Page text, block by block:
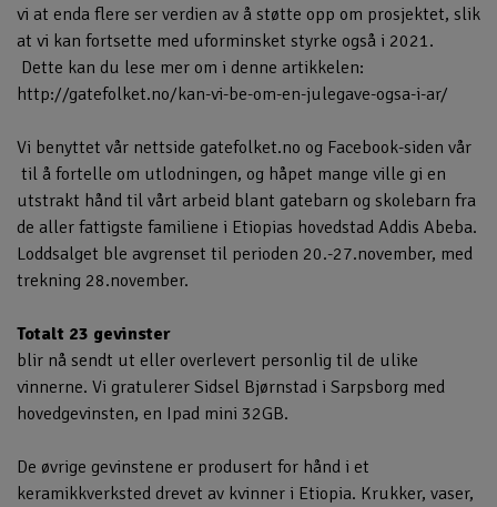
vi at enda flere ser verdien av å støtte opp om prosjektet, slik
at vi kan fortsette med uforminsket styrke også i 2021.
Dette kan du lese mer om i denne artikkelen:
http://gatefolket.no/kan-vi-be-om-en-julegave-ogsa-i-ar/
Vi benyttet vår nettside gatefolket.no og Facebook-siden vår
til å fortelle om utlodningen, og håpet mange ville gi en
utstrakt hånd til vårt arbeid blant gatebarn og skolebarn fra
de aller fattigste familiene i Etiopias hovedstad Addis Abeba.
Loddsalget ble avgrenset til perioden 20.-27.november, med
trekning 28.november.
Totalt 23 gevinster
blir nå sendt ut eller overlevert personlig til de ulike
vinnerne. Vi gratulerer Sidsel Bjørnstad i Sarpsborg med
hovedgevinsten, en Ipad mini 32GB.
De øvrige gevinstene er produsert for hånd i et
keramikkverksted drevet av kvinner i Etiopia. Krukker, vaser,